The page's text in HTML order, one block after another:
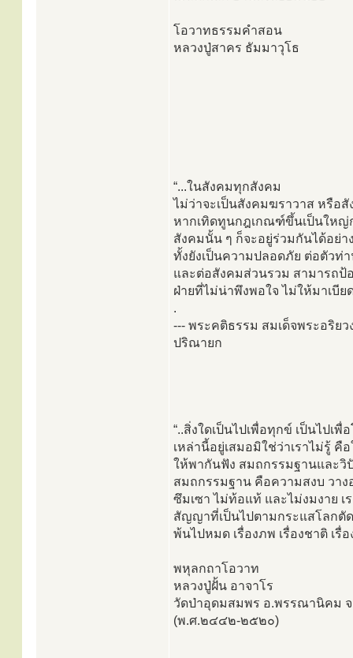
โอวาทธรรมคำสอน
หลวงปู่สาคร ธัมมาวุโธ
“...ในสังคมทุกสังคม
ไม่ว่าจะเป็นสังคมฆราวาส หรือ
หากเทิดทูนกฎเกณฑ์ขึ้นเป็นใหญ่
สังคมนั้น ๆ ก็จะอยู่ร่วมกันได้อย่า
ทั้งยังเป็นความปลอดภัย ต่อตัวท่า
และต่อสังคมส่วนรวม สามารถป้
ฝ่ายที่ไม่น่าพึงพอใจ ไม่ให้มาเบียด
.
--- พระคติธรรม สมเด็จพระอริย
ปริณายก
“..สิ่งใดเป็นไปเพื่อทุกข์ เป็นไปเ
เหล่านี้อยู่เสมอมิใช่ว่าเราไม่รู้
ให้พากันฟัง สมถกรรมฐานและวิ
สมถกรรมฐาน คือความสงบ วา
ซึมเซา ไม่ท้อแท้ และไม่งมงาย
สัญญาที่เป็นไปตามกระแสโลกตั
พ้นไปหมด เรื่องภพ เรื่องชาติ เรื่
พหุลกถาโอวาท
หลวงปู่ฝั้น อาจาโร
วัดป่าอุดมสมพร อ.พรรณานิคม
(พ.ศ.๒๔๔๒-๒๕๒๐)